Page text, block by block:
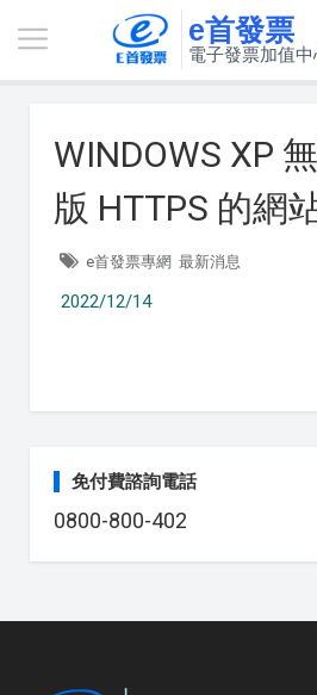
e首發票
電子發票加值中
WINDOWS XP
版 HTTPS 的網
e首發票專網 最新消息
2022/12/14
免付費諮詢電話
0800-800-402